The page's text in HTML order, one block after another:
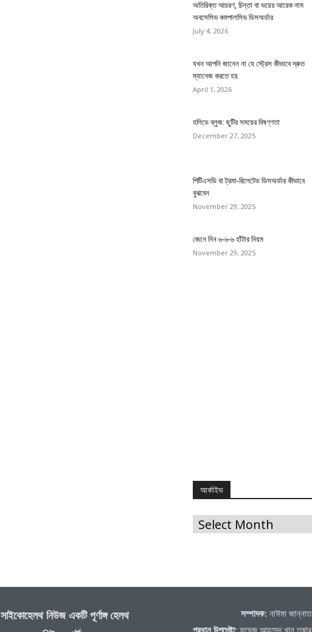
অতিরিক্ত আচরণ, চিন্তা বা ভয়ের আরেক নাম
অবসেসিভ কমপালসিভ ডিসঅর্ডার
July 4, 2026
যখন আপনি জানেন না যে স্ট্রেস কীভাবে দ্রুত
ম্যানেজ করতে হয়
April 1, 2026
হলিডে ব্লুজ: ছুটির সময়ের বিষণ্ণতা
December 27, 2025
পিটিএসডি বা ট্রমা-রিলেটেড ডিসঅর্ডার কীভাবে
বুঝবেন
November 29, 2025
জেনে নিন ৬-৬-৬ হাঁটার নিয়ম
November 29, 2025
আর্কাইভ
আর্কাইভ
সাইকোহেলথ নিউজ একটি পূর্ণাঙ্গ হেলথ
সম্পাদক: নাঈমা জান্নাত